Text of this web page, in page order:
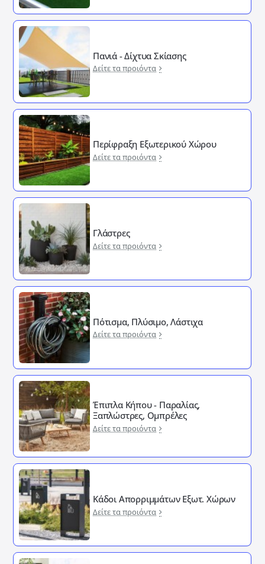
Πανιά - Δίχτυα Σκίασης
Δείτε τα προιόντα
Περίφραξη Εξωτερικού Χώρου
Δείτε τα προιόντα
Γλάστρες
Δείτε τα προιόντα
Πότισμα, Πλύσιμο, Λάστιχα
Δείτε τα προιόντα
Έπιπλα Κήπου - Παραλίας,
Ξαπλώστρες, Ομπρέλες
Δείτε τα προιόντα
Κάδοι Απορριμμάτων Εξωτ. Χώρων
Δείτε τα προιόντα